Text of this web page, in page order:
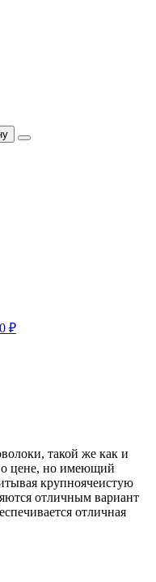
₽
такой же как и
цене, но имеющий
крупноячеистую
отличным вариант
отличная